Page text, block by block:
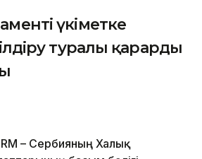
үкіметке
туралы қарарды
– Сербияның Халық